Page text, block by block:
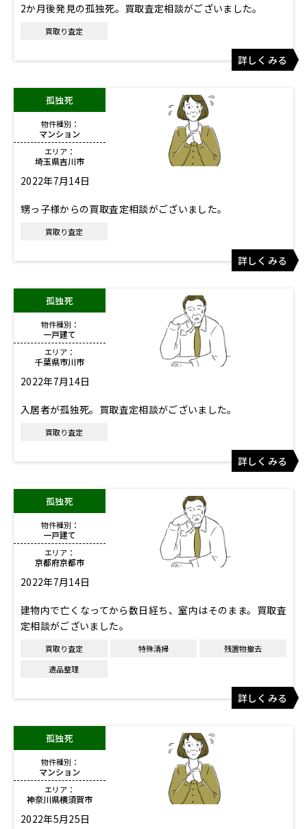
2か月後発見の孤独死。買取査定相談がございました。
買取り査定
詳しくみる
孤独死
物件種別：
マンション
エリア：
埼玉県吉川市
2022年7月14日
甥っ子様からの買取査定相談がございました。
買取り査定
詳しくみる
孤独死
物件種別：
一戸建て
エリア：
千葉県市川市
2022年7月14日
入居者が孤独死。買取査定相談がございました。
買取り査定
詳しくみる
孤独死
物件種別：
一戸建て
エリア：
京都府京都市
2022年7月14日
建物内で亡くなってから数日経ち、室内はそのまま。買取査
定相談がございました。
買取り査定 特殊清掃
残置物撤去
遺品整理
詳しくみる
孤独死
物件種別：
マンション
エリア：
神奈川県横須賀市
2022年5月25日